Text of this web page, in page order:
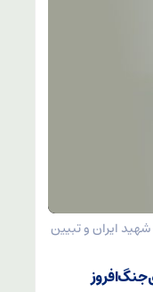
ایران و تبیین
جنگ‌افروز